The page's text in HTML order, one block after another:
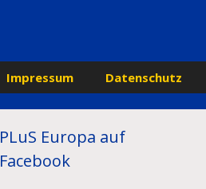
Impressum Datenschutz
PLuS Europa auf
Facebook